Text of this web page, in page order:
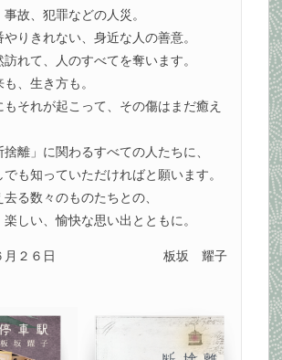
故、犯罪などの人災。
りきれない、身近な人の善意。
れて、人のすべてを奪います。
、生き方も。
それが起こって、その傷はまだ癒え
離」に関わるすべての人たちに、
も知っていただければと願います。
る数々のものたちとの、
しい、愉快な思い出とともに。
月２６日 板坂 耀子